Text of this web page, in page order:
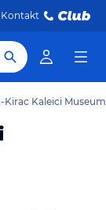
Kontakt
Kirac Kaleici Museum